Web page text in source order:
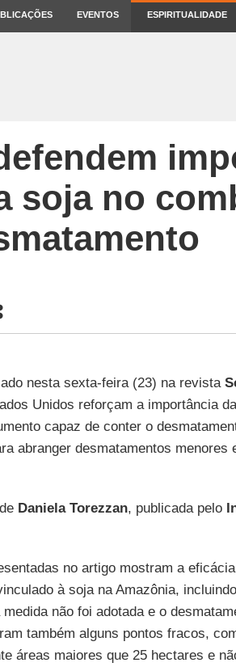
EVENTOS ESPIRITUALIDADE
soja no
nesta sexta-feira (23) na revista
Unidos reforçam a importância
capaz de conter o
abranger desmatamentos menores
Daniela Torezzan, publicada pelo
no artigo mostram a
à soja na Amazônia,
não foi adotada e o
também alguns pontos fracos,
áreas maiores que 25 hectares e